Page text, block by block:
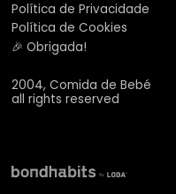
Política de Privacidade
Política de Cookies
🎉 Obrigada!
2004, Comida de Bebé
all rights reserved